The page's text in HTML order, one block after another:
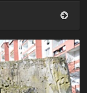
Huta